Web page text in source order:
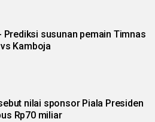
Prediksi susunan pemain Timnas
Kamboja
nilai sponsor Piala Presiden
Rp70 miliar